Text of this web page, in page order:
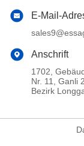
E-Mail-
Anschrift
1702,
Nr. 11, Ganli
Bezirk